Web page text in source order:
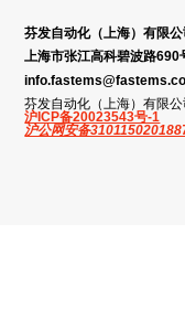
芬发自动化（上海）有限公
上海市张江高科碧波路690
芬发自动化（上海）有限
沪ICP备20023543号-1
沪公网安备